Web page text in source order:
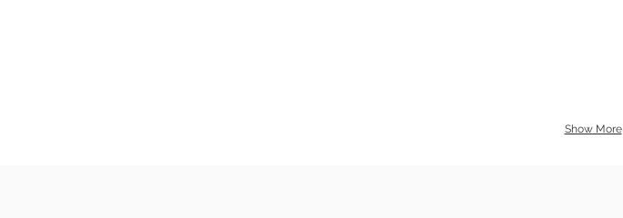
Show More